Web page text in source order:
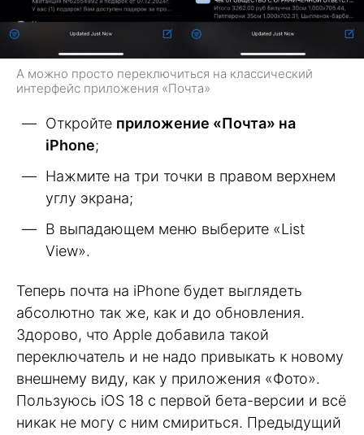
А можно просто переключиться на классический
интерфейс приложения «Почта»
Откройте приложение «Почта» на
iPhone;
Нажмите на три точки в правом верхнем
углу экрана;
В выпадающем меню выберите «List
View».
Теперь почта на iPhone будет выглядеть
абсолютно так же, как и до обновления.
Здорово, что Apple добавила такой
переключатель и не надо привыкать к новому
внешнему виду, как у приложения «Фото».
Пользуюсь iOS 18 с первой бета-версии и всё
никак не могу с ним смириться. Предыдущий